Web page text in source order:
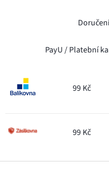
PayU / Platební
99 Kč
99 Kč